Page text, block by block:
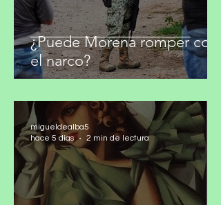
¿Puede Morena romper con
el narco?
migueldealba5
hace 5 días
2 min de lectura